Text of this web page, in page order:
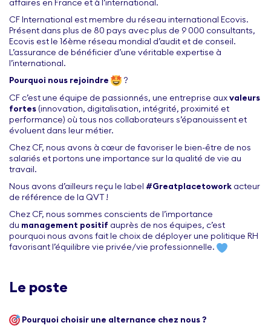
CF International est membre du réseau international Ecovis.
Présent dans plus de 80 pays avec plus de 9 000 consultants,
Ecovis est le 16ème réseau mondial d’audit et de conseil.
L’assurance de bénéficier d’une véritable expertise à
l’international.
Pourquoi nous rejoindre
?
CF c’est une équipe de passionnés, une entreprise auxvaleurs
fortes (innovation, digitalisation, intégrité, proximité et
performance) où tous nos collaborateurs s’épanouissent et
évoluent dans leur métier.
Chez CF, nous avons à cœur de favoriser le bien-être de nos
salariés et portons une importance sur la qualité de vie au
travail.
Nous avons d’ailleurs reçu le label #Greatplacetowork acteur
de référence de la QVT !
Chez CF, nous sommes conscients de l’importance
du management positif auprès de nos équipes, c’est
pourquoi nous avons fait le choix de déployer une politique RH
favorisant l’équilibre vie privée/vie professionnelle.
Le poste
Pourquoi choisir une alternance chez nous ?